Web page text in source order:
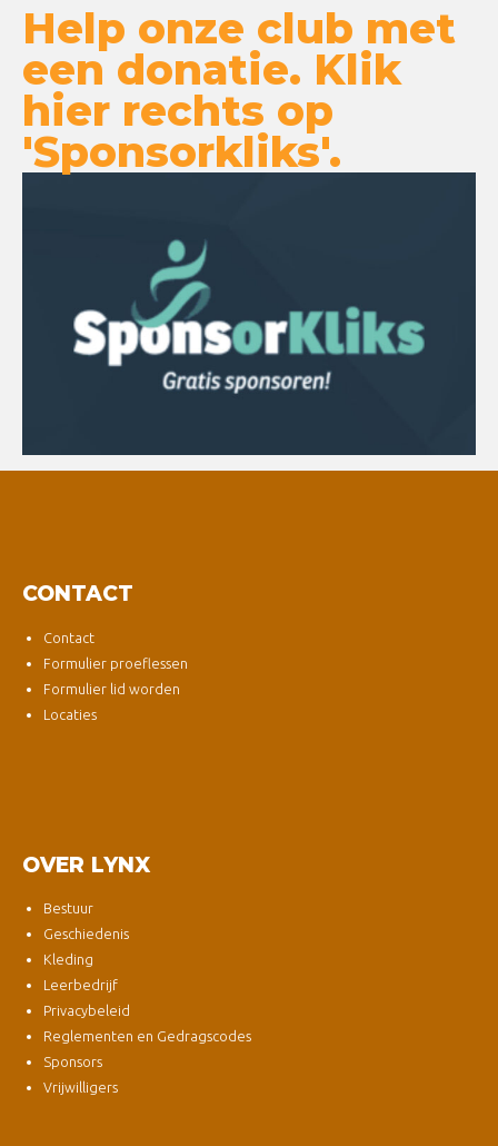
Help onze club met
een donatie. Klik
hier rechts op
'Sponsorkliks'.
CONTACT
Contact
Formulier proeflessen
Formulier lid worden
Locaties
OVER LYNX
Bestuur
Geschiedenis
Kleding
Leerbedrijf
Privacybeleid
Reglementen en Gedragscodes
Sponsors
Vrijwilligers